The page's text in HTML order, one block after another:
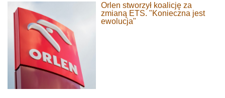
Orlen stworzył koalicję za
zmianą ETS. "Konieczna jest
ewolucja"